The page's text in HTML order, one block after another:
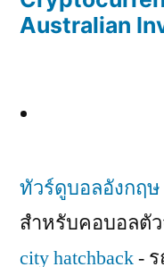
Australian
ทัวร์ดูบอลอังกฤษ
สำหรับคอบอลตัว
city hatchback-